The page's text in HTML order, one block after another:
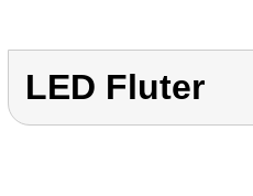
LED Fluter